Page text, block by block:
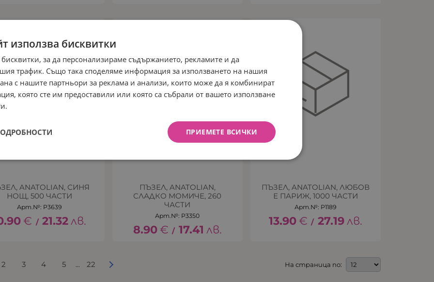
ANATOLIAN, СИНЯ
НОЩ, 500 ЧАСТИ
Арт.№: P3639
€ / 21.32лв.
ПЪЗЕЛ, ANATOLIAN,
СЛАДКО МОМИЧЕ, 260
ЧАСТИ
Арт.№: P3350
8.90€ / 17.41 лв.
ПЪЗЕЛ, ANATOLIAN, ЛЮБОВ
Е ПАРИЖ, 1000 ЧАСТИ
Арт.№: P1189
13.90€ / 27.19лв.
2 3 4 5 ... 22 На страница по:
използва бисквитки
за да персонализираме съдържанието, рекламите и да
трафик. Също така споделяме информация за използването на нашия
с нашите партньори за реклама и анализи, които може да я комбинират
която сте им предоставили или която са събрали от вашето използване
ПРИЕМЕТЕ ВСИЧКИ